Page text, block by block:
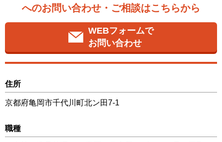
へのお問い合わせ・ご相談はこちらから
WEBフォームで
お問い合わせ
住所
京都府亀岡市千代川町北ン田7-1
職種